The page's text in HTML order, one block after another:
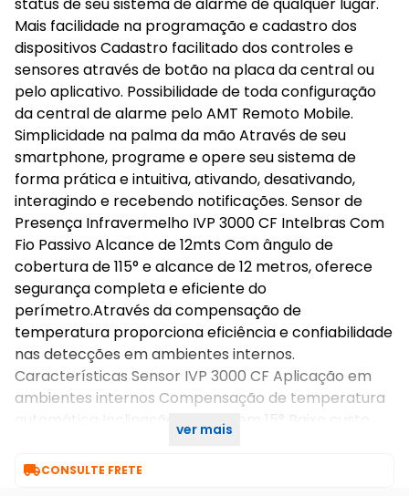
Mais facilidade na programação e cadastro dos
dispositivos Cadastro facilitado dos controles e
sensores através de botão na placa da central ou
pelo aplicativo. Possibilidade de toda configuração
da central de alarme pelo AMT Remoto Mobile.
Simplicidade na palma da mão Através de seu
smartphone, programe e opere seu sistema de
forma prática e intuitiva, ativando, desativando,
interagindo e recebendo notificações. Sensor de
Presença Infravermelho IVP 3000 CF Intelbras Com
Fio Passivo Alcance de 12mts Com ângulo de
cobertura de 115° e alcance de 12 metros, oferece
segurança completa e eficiente do
perímetro.Através da compensação de
temperatura proporciona eficiência e confiabilidade
nas detecções em ambientes internos.
Características Sensor IVP 3000 CF Aplicação em
ambientes internos Compensação de temperatura
automática Inclinação vertical em 15° Baixo custo
ver mais
CONSULTE FRETE